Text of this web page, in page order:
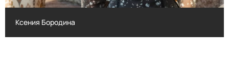
Ксения Бородина